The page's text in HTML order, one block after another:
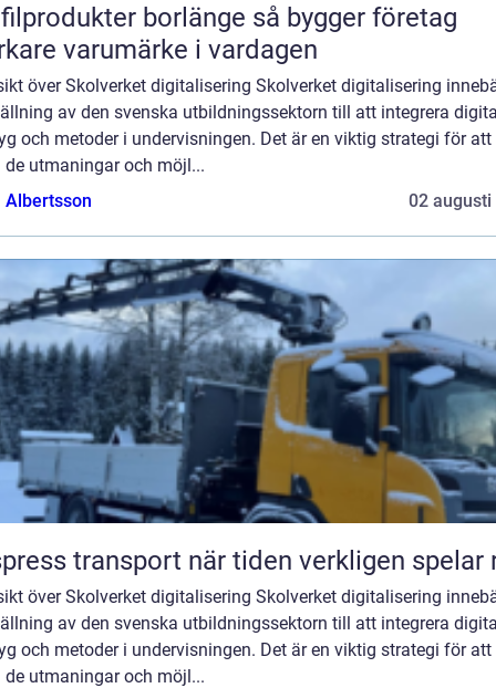
borlänge så bygger företag
varumärke i vardagen
över Skolverket digitalisering Skolverket digitalisering
av den svenska utbildningssektorn till att integrera
och metoder i undervisningen. Det är en viktig strategi för att
de utmaningar och möjl...
Albertsson
02 augusti
Ekspress transport när tiden verkligen
över Skolverket digitalisering Skolverket digitalisering
av den svenska utbildningssektorn till att integrera
och metoder i undervisningen. Det är en viktig strategi för att
de utmaningar och möjl...